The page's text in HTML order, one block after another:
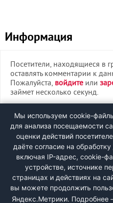
Информация
Посетители, находящиеся в
оставлять комментарии к
Пожалуйста, войдите или
займет несколько секунд.
ВХОД
РЕГИСТРАЦИЯ
Быстрая регистрациячерез
Мы используем cookie-
для анализа посещаемости
оценки действий
даёте согласие на
включая IP-адрес, cookie-
устройстве, источнике
страницах и действиях на
вы можете продолжить
Яндекс.Метрики. Подробнее